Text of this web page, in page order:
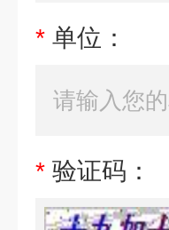
* 单位：
* 验证码：